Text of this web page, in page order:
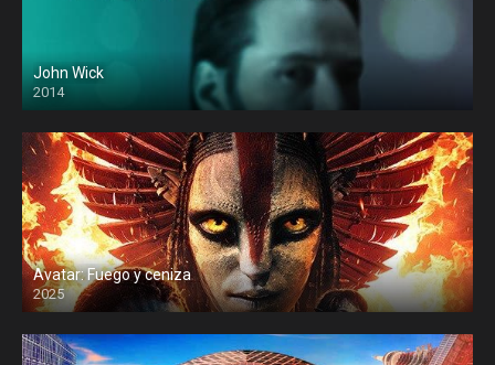
John Wick
2014
Avatar: Fuego y ceniza
2025